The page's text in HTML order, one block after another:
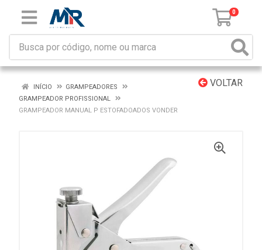
0
VOLTAR
INÍCIO
GRAMPEADORES
GRAMPEADOR PROFISSIONAL
GRAMPEADOR MANUAL P ESTOFADOADOS VONDER